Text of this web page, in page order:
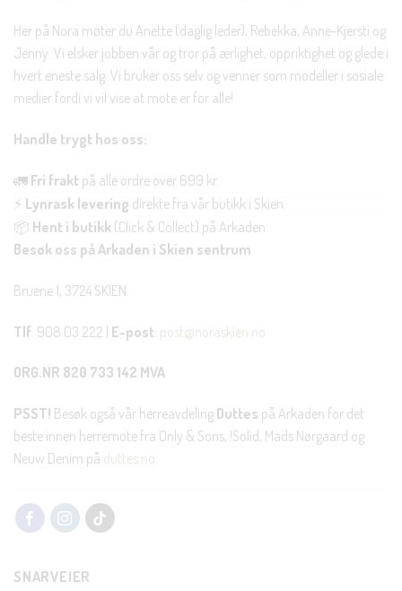
Her på Nora møter du Anette (daglig leder), Rebekka, Anne-Kjersti og
Jenny. Vi elsker jobben vår og tror på ærlighet, oppriktighet og glede i
hvert eneste salg. Vi bruker oss selv og venner som modeller i sosiale
medier fordi vi vil vise at mote er for alle!
Handle trygt hos oss:
🚛 Fri frakt på alle ordre over 699 kr.
⚡ Lynrask levering direkte fra vår butikk i Skien.
📦 Hent i butikk (Click & Collect) på Arkaden.
Besøk oss på Arkaden i Skien sentrum
Bruene 1, 3724 SKIEN
Tlf: 908 03 222 | E-post: post@noraskien.no
ORG.NR 820 733 142 MVA
PSST! Besøk også vår herreavdeling Duttes på Arkaden for det
beste innen herremote fra Only & Sons, !Solid, Mads Nørgaard og
Neuw Denim på duttes.no
SNARVEIER